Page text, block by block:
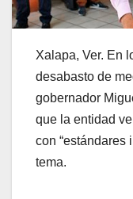
Xalapa, Ver. En
desabasto de
gobernador
que la entidad
con “estándares
tema.